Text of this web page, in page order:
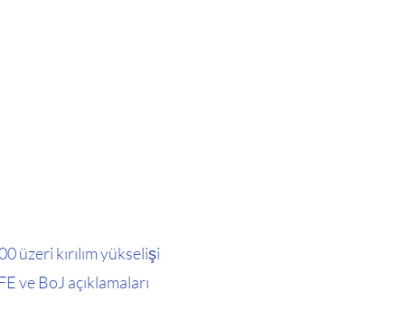
üzeri kırılım yükselişi
ve BoJ açıklamaları